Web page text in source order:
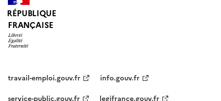
RÉPUBLIQUE
FRANÇAISE
travail-emploi.gouv.fr
info.gouv.fr
service-public.gouv.fr
legifrance.gouv.fr